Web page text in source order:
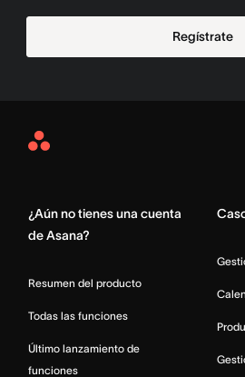
Regístrate
Asana
¿Aún no tienes una cuenta
de Asana?
Resumen del producto
Todas las funciones
Último lanzamiento de
funciones